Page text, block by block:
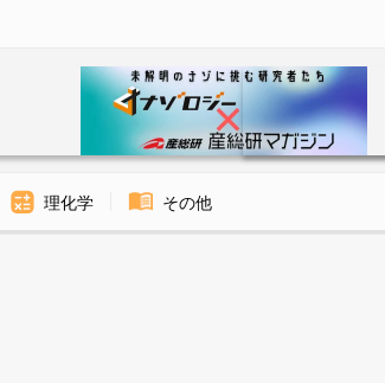
理化学 その他